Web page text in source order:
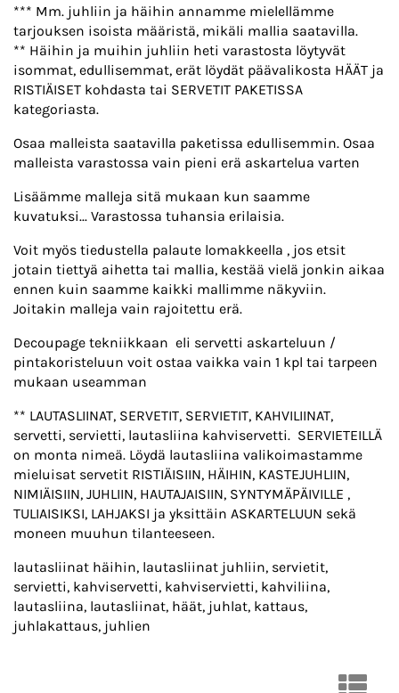
*** Mm. juhliin ja häihin annamme mielellämme
tarjouksen isoista määristä, mikäli mallia saatavilla.
** Häihin ja muihin juhliin heti varastosta löytyvät
isommat, edullisemmat, erät löydät päävalikosta HÄÄT ja
RISTIÄISET kohdasta tai SERVETIT PAKETISSA
kategoriasta.
Osaa malleista saatavilla paketissa edullisemmin. Osaa
malleista varastossa vain pieni erä askartelua varten
Lisäämme malleja sitä mukaan kun saamme
kuvatuksi... Varastossa tuhansia erilaisia.
Voit myös tiedustella palaute lomakkeella , jos etsit
jotain tiettyä aihetta tai mallia, kestää vielä jonkin aikaa
ennen kuin saamme kaikki mallimme näkyviin.
Joitakin malleja vain rajoitettu erä.
Decoupage tekniikkaan eli servetti askarteluun /
pintakoristeluun voit ostaa vaikka vain 1 kpl tai tarpeen
mukaan useamman
** LAUTASLIINAT, SERVETIT, SERVIETIT, KAHVILIINAT,
servetti, servietti, lautasliina kahviservetti. SERVIETEILLÄ
on monta nimeä. Löydä lautasliina valikoimastamme
mieluisat servetit RISTIÄISIIN, HÄIHIN, KASTEJUHLIIN,
NIMIÄISIIN, JUHLIIN, HAUTAJAISIIN, SYNTYMÄPÄIVILLE ,
TULIAISIKSI, LAHJAKSI ja yksittäin ASKARTELUUN sekä
moneen muuhun tilanteeseen.
lautasliinat häihin, lautasliinat juhliin, servietit,
servietti, kahviservetti, kahviservietti, kahviliina,
lautasliina, lautasliinat, häät, juhlat, kattaus,
juhlakattaus, juhlien